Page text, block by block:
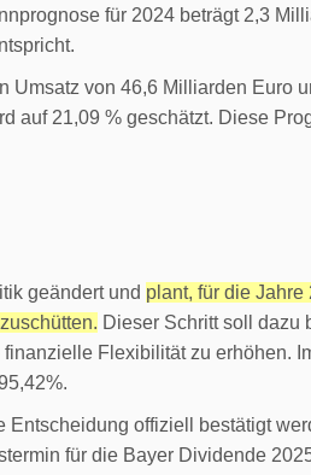
für 2024 beträgt 2,3
Umsatz von 46,6 Milliarden Euro
auf 21,09 % geschätzt. Diese
geändert und plant, für die
Dieser Schritt soll dazu
Flexibilität zu erhöhen.
Entscheidung offiziell bestätigt
für die Bayer Dividende